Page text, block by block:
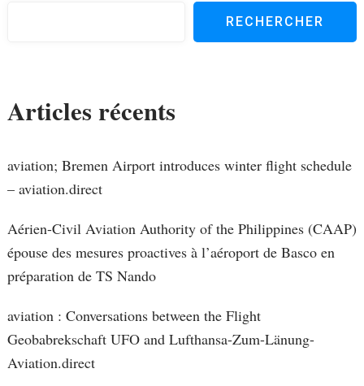
RECHERCHER
Articles récents
aviation; Bremen Airport introduces winter flight schedule
– aviation.direct
Aérien-Civil Aviation Authority of the Philippines (CAAP)
épouse des mesures proactives à l’aéroport de Basco en
préparation de TS Nando
aviation : Conversations between the Flight
Geobabrekschaft UFO and Lufthansa-Zum-Länung-
Aviation.direct